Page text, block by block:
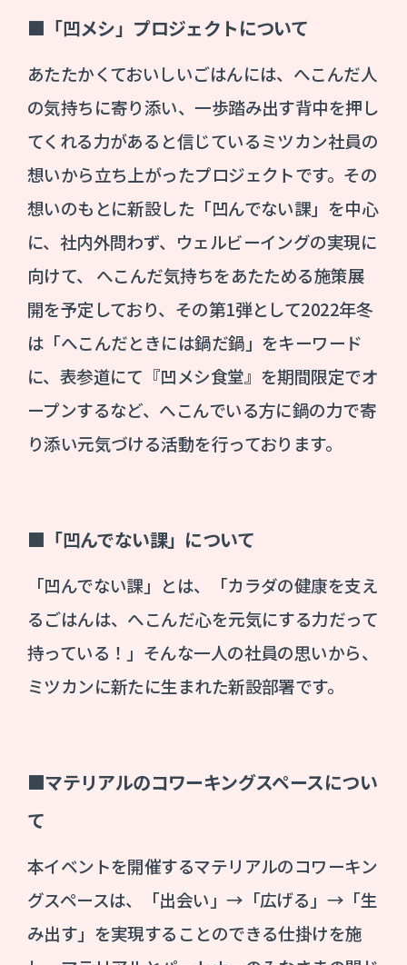
■「凹メシ」プロジェクトについて
あたたかくておいしいごはんには、へこんだ人
の気持ちに寄り添い、一歩踏み出す背中を押し
てくれる力があると信じているミツカン社員の
想いから立ち上がったプロジェクトです。その
想いのもとに新設した「凹んでない課」を中心
に、社内外問わず、ウェルビーイングの実現に
向けて、 へこんだ気持ちをあたためる施策展
開を予定しており、その第1弾として2022年冬
は「へこんだときには鍋だ鍋」をキーワード
に、表参道にて『凹メシ食堂』を期間限定でオ
ープンするなど、へこんでいる方に鍋の力で寄
り添い元気づける活動を行っております。
■「凹んでない課」について
「凹んでない課」とは、「カラダの健康を支え
るごはんは、へこんだ心を元気にする力だって
持っている！」そんな一人の社員の思いから、
ミツカンに新たに生まれた新設部署です。
■マテリアルのコワーキングスペースについ
て
本イベントを開催するマテリアルのコワーキン
グスペースは、「出会い」→「広げる」→「生
み出す」を実現することのできる仕掛けを施